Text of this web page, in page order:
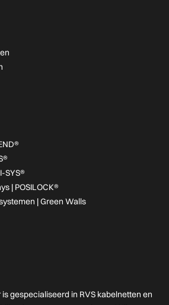
SYS®
| POSILOCK®
| Green Walls
gespecialiseerd in RVS kabelnetten en